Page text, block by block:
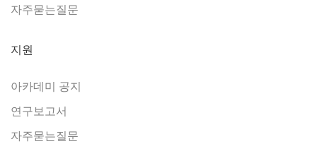
자주묻는질문
지원
아카데미 공지
연구보고서
자주묻는질문